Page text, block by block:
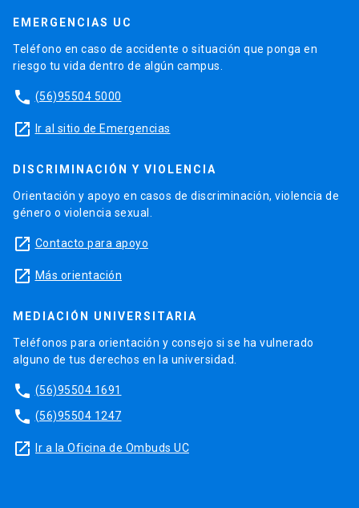
EMERGENCIAS UC
Teléfono en caso de accidente o situación que ponga en
riesgo tu vida dentro de algún campus.
phone (56)95504 5000
launch Ir al sitio de Emergencias
DISCRIMINACIÓN Y VIOLENCIA
Orientación y apoyo en casos de discriminación, violencia de
género o violencia sexual.
launch Contacto para apoyo
launch Más orientación
MEDIACIÓN UNIVERSITARIA
Teléfonos para orientación y consejo si se ha vulnerado
alguno de tus derechos en la universidad.
phone (56)95504 1691
phone (56)95504 1247
launch Ir a la Oficina de Ombuds UC